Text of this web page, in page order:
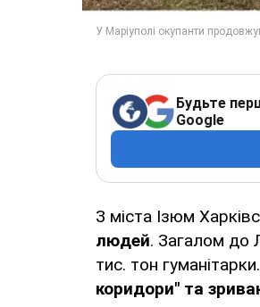
Будьте
Google
З міста Ізюм
людей. Загалом до
тис. тон
коридори" та